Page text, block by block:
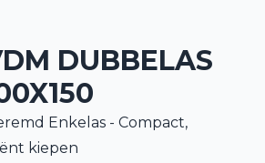
DUBBELAS
Enkelas - Compact,
kiepen